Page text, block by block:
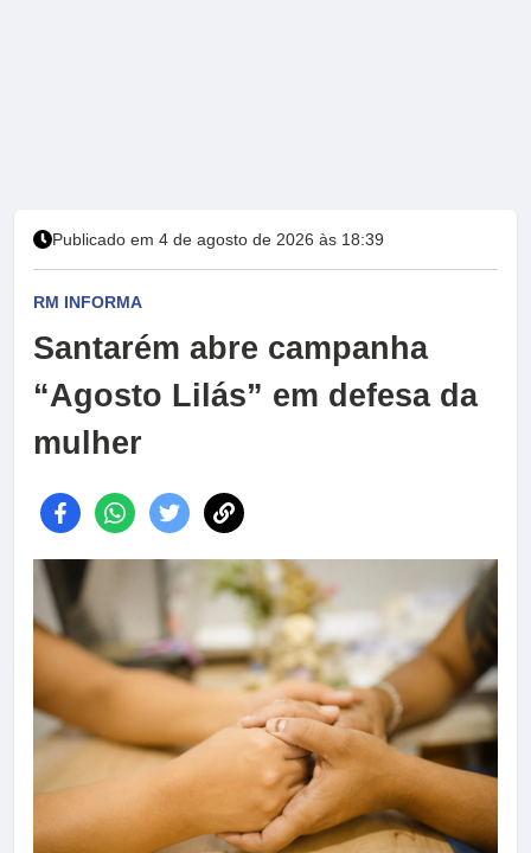
Publicado em 4 de agosto de 2026 às 18:39
RM INFORMA
Santarém abre campanha
“Agosto Lilás” em defesa da
mulher